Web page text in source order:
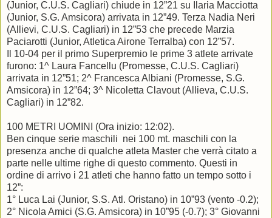
(Junior, C.U.S. Cagliari) chiude in 12”21 su Ilaria Macciotta
(Junior, S.G. Amsicora) arrivata in 12”49. Terza Nadia Neri
(Allievi, C.U.S. Cagliari) in 12”53 che precede Marzia
Paciarotti (Junior, Atletica Airone Terralba) con 12”57.
Il 10-04 per il primo Superpremio le prime 3 atlete arrivate
furono: 1^ Laura Fancellu (Promesse, C.U.S. Cagliari)
arrivata in 12”51; 2^ Francesca Albiani (Promesse, S.G.
Amsicora) in 12”64; 3^ Nicoletta Clavout (Allieva, C.U.S.
Cagliari) in 12”82.
100 METRI UOMINI (Ora inizio: 12:02).
Ben cinque serie maschili nei 100 mt. maschili con la
presenza anche di qualche atleta Master che verrà citato a
parte nelle ultime righe di questo commento. Questi in
ordine di arrivo i 21 atleti che hanno fatto un tempo sotto i
12”:
1° Luca Lai (Junior, S.S. Atl. Oristano) in 10”93 (vento -0.2);
2° Nicola Amici (S.G. Amsicora) in 10”95 (-0.7); 3° Giovanni